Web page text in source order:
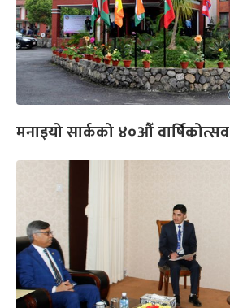
मनाइयो सार्कको ४०औँ वार्षिकोत्सव